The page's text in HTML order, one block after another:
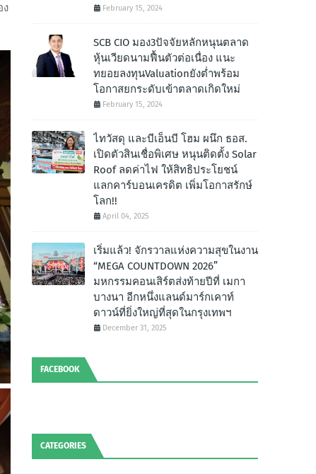
ง
February 15, 2024
SCB CIO มอง3ปัจจัยหลักหนุนตลาด
หุ้นเวียดนามฟื้นตัวต่อเนื่อง แนะ
ทยอยลงทุนValuationยังต่ำพร้อม
โอกาสยกระดับเข้าตลาดเกิดใหม่
February 15, 2024
ไทวัสดุ และบีเอ็นบี โฮม ผนึก ธอส.
เปิดตัวสินเชื่อพิเศษ หนุนติดตั้ง Solar
Roof ลดค่าไฟ ให้สิทธิประโยชน์
แลกคาร์บอนเครดิต เพิ่มโอกาสรักษ์
โลก!!
April 04, 2025
เริ่มแล้ว! จักรวาลแห่งความสุขในงาน
“MEGA COUNTDOWN 2026”
มหกรรมคอนเสิร์ตส่งท้ายปีที่ เมกา
บางนา อีกหนึ่งแลนด์มาร์กเคาท์
ดาวน์ที่ยิ่งใหญ่ที่สุดในกรุงเทพฯ
December 31, 2025
FACEBOOK
CATEGORIES